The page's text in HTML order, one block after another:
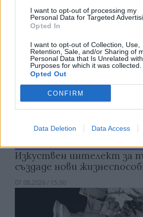
I want to opt-out of processing my
Personal Data for Targeted
Opted In
I want to opt-out of Collection, Use,
Retention, Sale, and/or Sharing of
Personal Data that Is Unrelated
Purposes for which it was collected.
Opted Out
CONFIRM
Data Deletion Data Access
Изкуствен интелект за
създаде нови
07.08.2026 / 15:30